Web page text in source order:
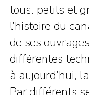
tous, petits et
l’histoire du
de ses
différentes
à aujourd’hui,
Par différents